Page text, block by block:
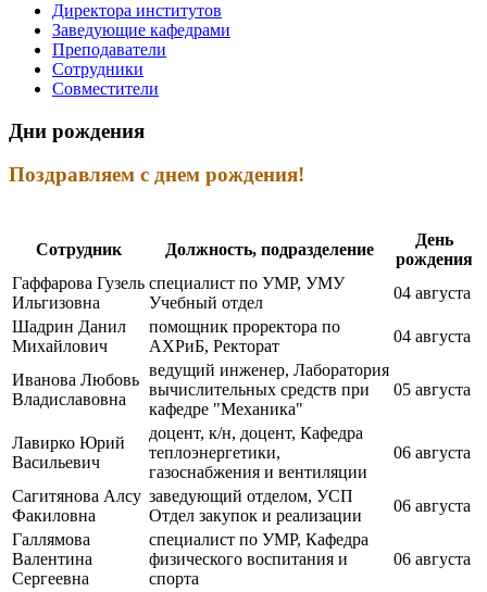
Директора институтов
Заведующие кафедрами
Преподаватели
Сотрудники
Совместители
Дни рождения
Поздравляем с днем рождения!
Сотрудник Должность, подразделение
День
рождения
Гаффарова Гузель
Ильгизовна
специалист по УМР, УМУ
Учебный отдел
04 августа
Шадрин Данил
Михайлович
помощник проректора по
АХРиБ, Ректорат
04 августа
Иванова Любовь
Владиславовна
ведущий инженер, Лаборатория
вычислительных средств при
кафедре "Механика"
05 августа
Лавирко Юрий
Васильевич
доцент, к/н, доцент, Кафедра
теплоэнергетики,
газоснабжения и вентиляции
06 августа
Сагитянова Алсу
Факиловна
заведующий отделом, УСП
Отдел закупок и реализации
06 августа
Галлямова
Валентина
Сергеевна
специалист по УМР, Кафедра
физического воспитания и
спорта
06 августа